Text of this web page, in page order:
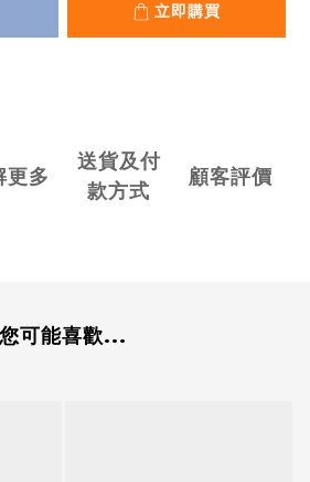
立即購買
更多
送貨及付
款方式
顧客評價
您可能喜歡...